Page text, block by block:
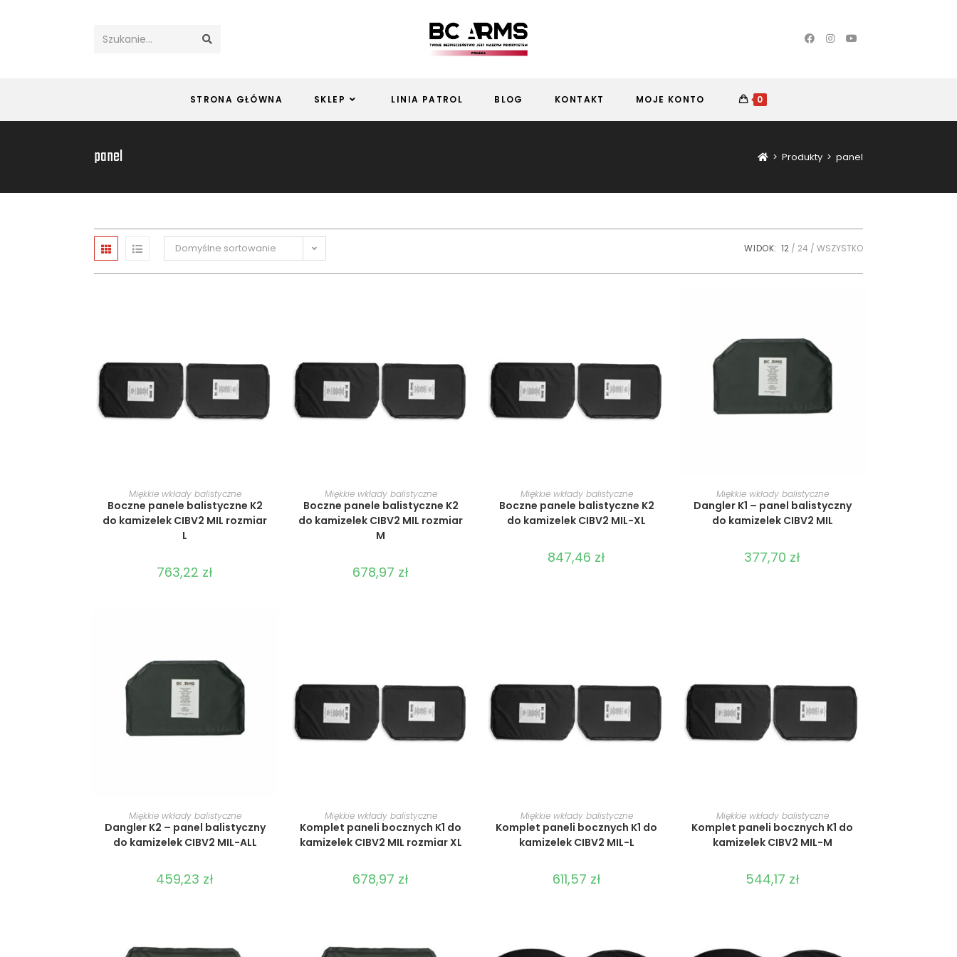
Szukanie...
STRONA GŁÓWNA SKLEP LINIA PATROL BLOG KONTAKT MOJE KONTO 0
panel > Produkty > panel
Domyślne sortowanie WIDOK: 12 24 WSZYSTKO
WYBIERZ OPCJE
Miękkie wkłady balistyczne
Boczne panele balistyczne K2
do kamizelek CIBV2 MIL rozmiar
L
763,22 zł
WYBIERZ OPCJE
Miękkie wkłady balistyczne
Boczne panele balistyczne K2
do kamizelek CIBV2 MIL rozmiar
M
678,97 zł
WYBIERZ OPCJE
Miękkie wkłady balistyczne
Boczne panele balistyczne K2
do kamizelek CIBV2 MIL-XL
847,46 zł
WYBIERZ OPCJE
Miękkie wkłady balistyczne
Dangler K1 – panel balistyczny
do kamizelek CIBV2 MIL
377,70 zł
WYBIERZ OPCJE
Miękkie wkłady balistyczne
Dangler K2 – panel balistyczny
do kamizelek CIBV2 MIL-ALL
459,23 zł
WYBIERZ OPCJE
Miękkie wkłady balistyczne
Komplet paneli bocznych K1 do
kamizelek CIBV2 MIL rozmiar XL
678,97 zł
WYBIERZ OPCJE
Miękkie wkłady balistyczne
Komplet paneli bocznych K1 do
kamizelek CIBV2 MIL-L
611,57 zł
WYBIERZ OPCJE
Miękkie wkłady balistyczne
Komplet paneli bocznych K1 do
kamizelek CIBV2 MIL-M
544,17 zł